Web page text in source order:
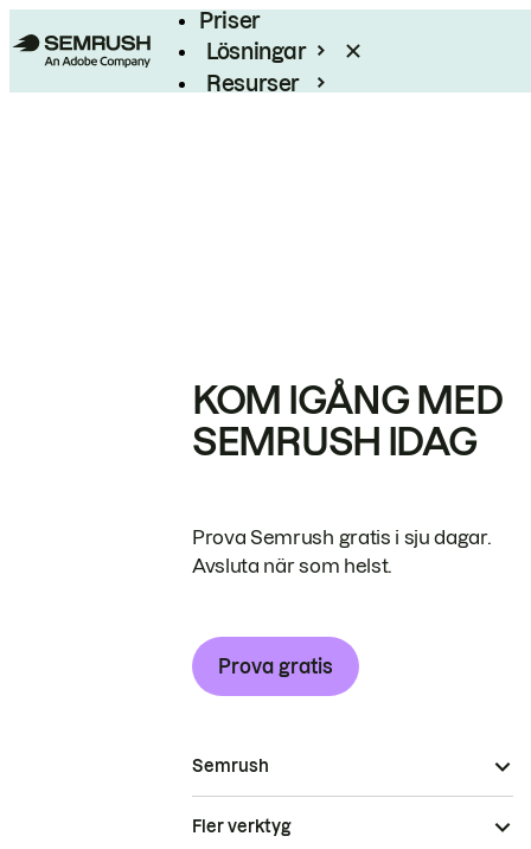
Priser
Lösningar
Resurser
KOM IGÅNG MED
SEMRUSH IDAG
Prova Semrush gratis i sju dagar.
Avsluta när som helst.
Prova gratis
Semrush
Fler verktyg